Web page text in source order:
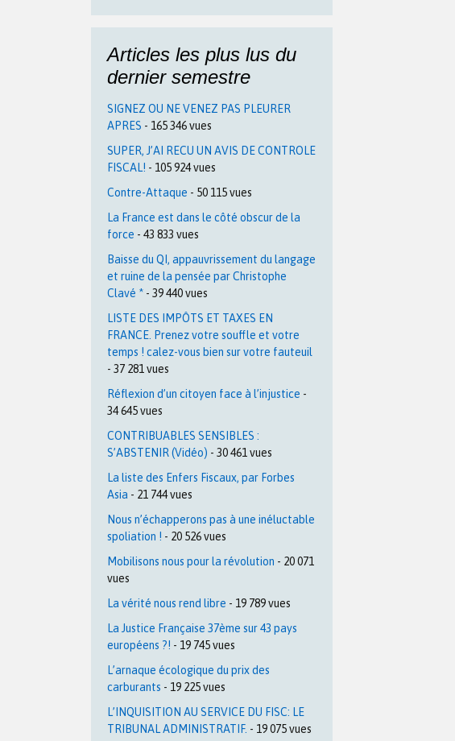
Articles les plus lus du
dernier semestre
SIGNEZ OU NE VENEZ PAS PLEURER
APRES - 165 346 vues
SUPER, J’AI RECU UN AVIS DE CONTROLE
FISCAL! - 105 924 vues
Contre-Attaque - 50 115 vues
La France est dans le côté obscur de la
force - 43 833 vues
Baisse du QI, appauvrissement du langage
et ruine de la pensée par Christophe
Clavé * - 39 440 vues
LISTE DES IMPÔTS ET TAXES EN
FRANCE. Prenez votre souffle et votre
temps ! calez-vous bien sur votre fauteuil
- 37 281 vues
Réflexion d’un citoyen face à l’injustice -
34 645 vues
CONTRIBUABLES SENSIBLES :
S’ABSTENIR (Vidéo) - 30 461 vues
La liste des Enfers Fiscaux, par Forbes
Asia - 21 744 vues
Nous n’échapperons pas à une inéluctable
spoliation ! - 20 526 vues
Mobilisons nous pour la révolution - 20 071
vues
La vérité nous rend libre - 19 789 vues
La Justice Française 37ème sur 43 pays
européens ?! - 19 745 vues
L’arnaque écologique du prix des
carburants - 19 225 vues
L’INQUISITION AU SERVICE DU FISC: LE
TRIBUNAL ADMINISTRATIF. - 19 075 vues